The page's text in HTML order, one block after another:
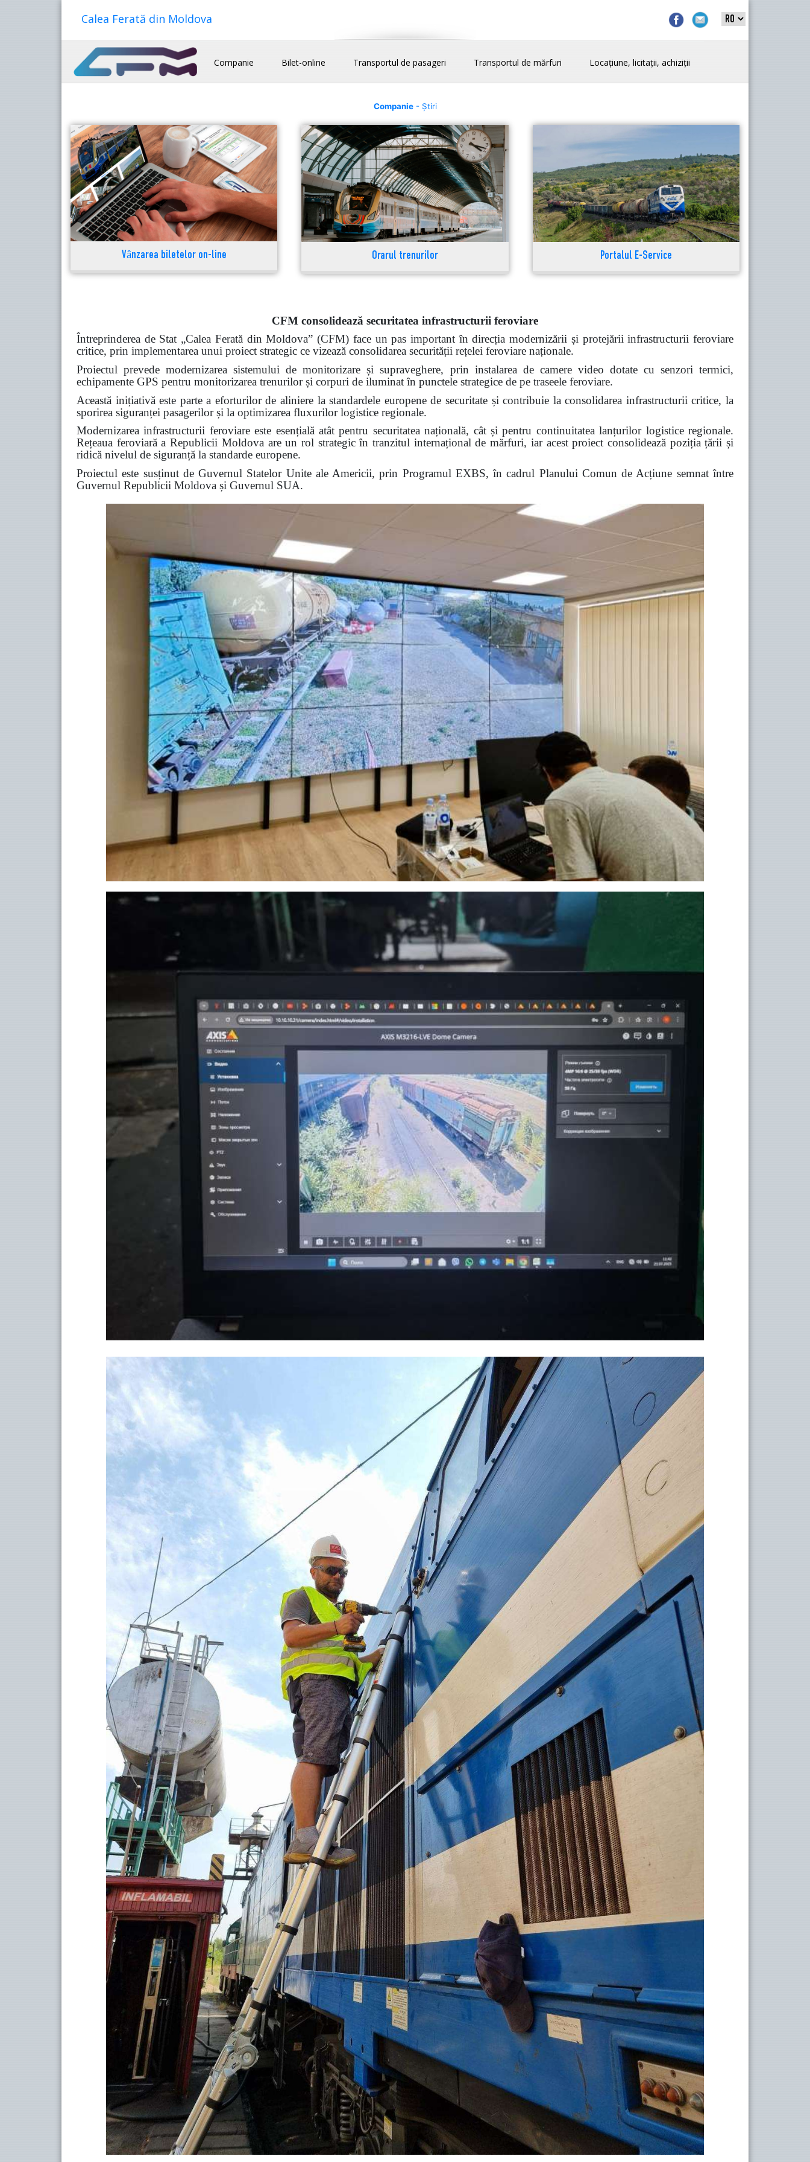
Calea Ferată din Moldova
Companie Bilet-online Transportul de pasageri Transportul de mărfuri Locațiune, licitații, achiziții
Companie- Știri
Vânzarea biletelor on-line Orarul trenurilor Portalul E-Service
CFM consolidează securitatea infrastructurii feroviare
Întreprinderea de Stat „Calea Ferată din Moldova” (CFM) face un pas important în direcția modernizării și protejării infrastructurii feroviare
critice, prin implementarea unui proiect strategic ce vizează consolidarea securității rețelei feroviare naționale.
Proiectul prevede modernizarea sistemului de monitorizare și supraveghere, prin instalarea de camere video dotate cu senzori termici,
echipamente GPS pentru monitorizarea trenurilor și corpuri de iluminat în punctele strategice de pe traseele feroviare.
Această inițiativă este parte a eforturilor de aliniere la standardele europene de securitate și contribuie la consolidarea infrastructurii critice, la
sporirea siguranței pasagerilor și la optimizarea fluxurilor logistice regionale.
Modernizarea infrastructurii feroviare este esențială atât pentru securitatea națională, cât și pentru continuitatea lanțurilor logistice regionale.
Rețeaua feroviară a Republicii Moldova are un rol strategic în tranzitul internațional de mărfuri, iar acest proiect consolidează poziția țării și
ridică nivelul de siguranță la standarde europene.
Proiectul este susținut de Guvernul Statelor Unite ale Americii, prin Programul EXBS, în cadrul Planului Comun de Acțiune semnat între
Guvernul Republicii Moldova și Guvernul SUA.